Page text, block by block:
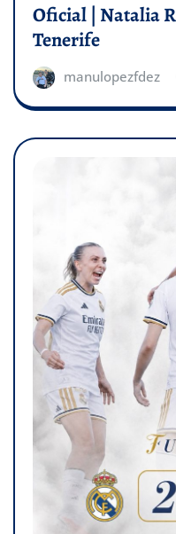
Oficial | Natalia
Tenerife
manulopezfdez